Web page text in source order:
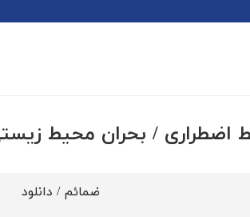
اضطراری / بحران محيط
ضمائم / دانلود